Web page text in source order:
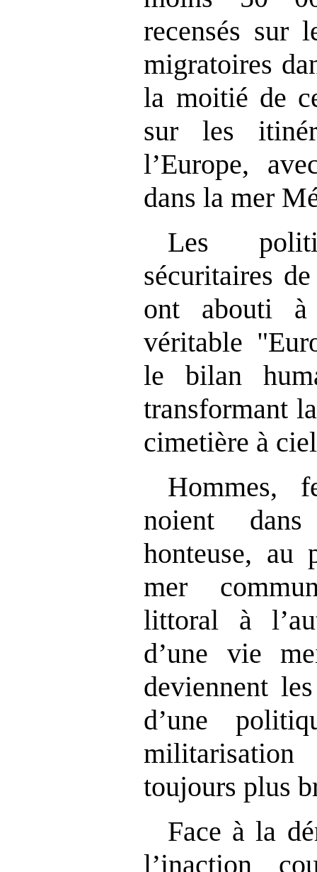
recensés sur
migratoires
la moitié de
sur les
l’Europe,
dans la mer
Les
sécuritaires
ont abouti à
véritable
le bilan
transformant
cimetière à
Hommes,
noient
honteuse,
mer
littoral à
d’une vie
deviennent
d’une
toujours plus
Face à la
l’inaction